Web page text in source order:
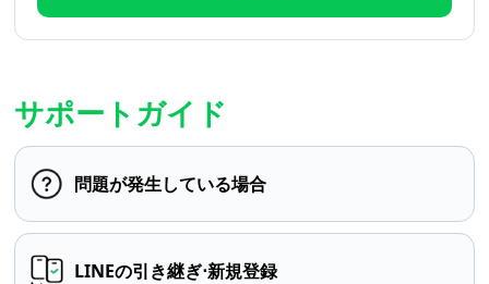
サポートガイド
問題が発生している場合
LINEの引き継ぎ⋅新規登録